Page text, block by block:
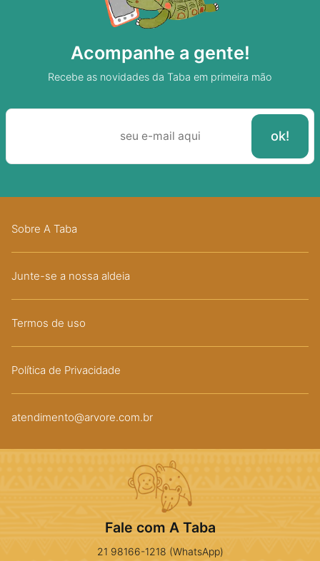
Acompanhe a gente!
Recebe as novidades da Taba em primeira mão
Sobre A Taba
Junte-se a nossa aldeia
Termos de uso
Política de Privacidade
atendimento@arvore.com.br
Fale com A Taba
21 98166-1218 (WhatsApp)